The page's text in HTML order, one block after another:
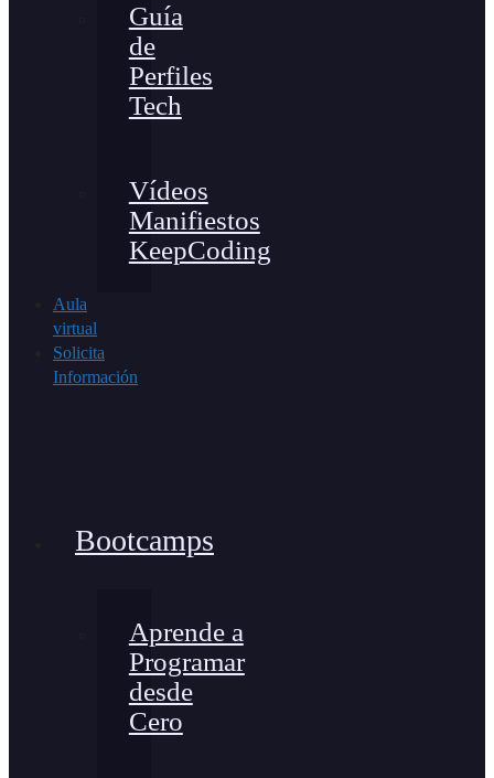
Guía
de
Perfiles
Tech
Vídeos
Manifiestos
KeepCoding
Aula
virtual
Solicita
Información
Bootcamps
Aprende a
Programar
desde
Cero